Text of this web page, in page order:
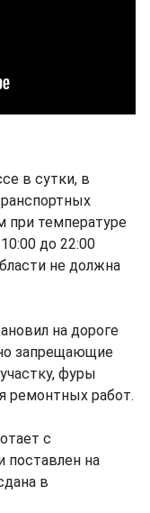
в сутки, в
при температуре
до 22:00
не должна
на дороге
запрещающие
фуры
ремонтных работ.
с
поставлен на
в